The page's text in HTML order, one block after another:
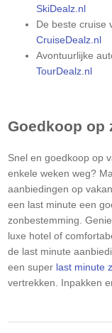
SkiDealz.nl
De beste cruise
CruiseDealz.nl
Avontuurlijke
TourDealz.nl
Goedkoop op
Snel en goedkoop op
enkele weken weg?
aanbiedingen op
een last minute een
zonbestemming.
luxe hotel of
de last minute
een super last minute
vertrekken. Inpakken